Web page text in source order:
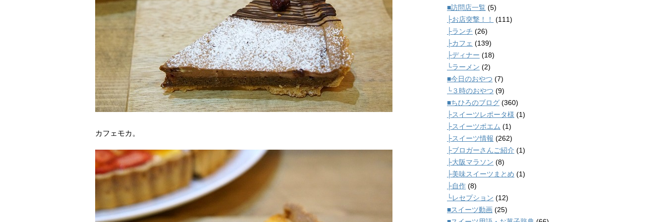
カフェモカ。
■訪問店一覧 (5)
├お店突撃！！
(111)
├ランチ (26)
├カフェ (139)
├ディナー (18)
└ラーメン (2)
■今日のおやつ (7)
└３時のおやつ (9)
■ちひろのブログ (360)
├スイーツレポータ様 (1)
├スイーツポエム (1)
├スイーツ情報 (262)
├ブロガーさんご紹介 (1)
├大阪マラソン (8)
├美味スイーツまとめ (1)
├自作 (8)
└レセプション (12)
■スイーツ動画 (25)